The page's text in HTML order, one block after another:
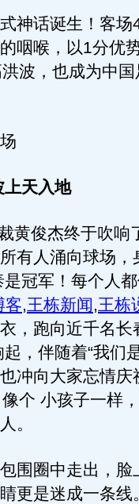
话诞生！客场
咽喉，以1分优
波，也成为中
天入地
俊杰终于吹响
有人涌向球场，
冠军！每个人
客,王栋新闻,王栋
，跑向近千名长
，伴随着“我们
冲向大家忘情庆
个 小孩子一样
。
圈中走出，脸
更是迷成一条线